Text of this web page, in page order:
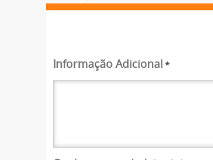
Informação Adicional *